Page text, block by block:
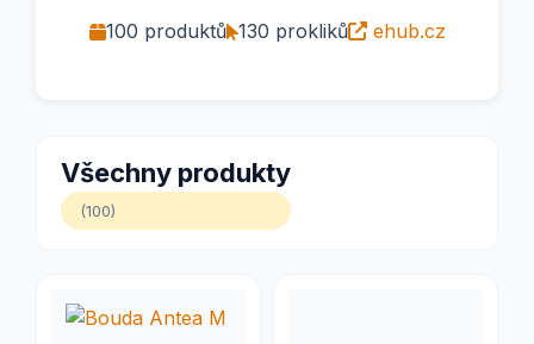
100 produktů 130 prokliků ehub.cz
Všechny produkty
(100)